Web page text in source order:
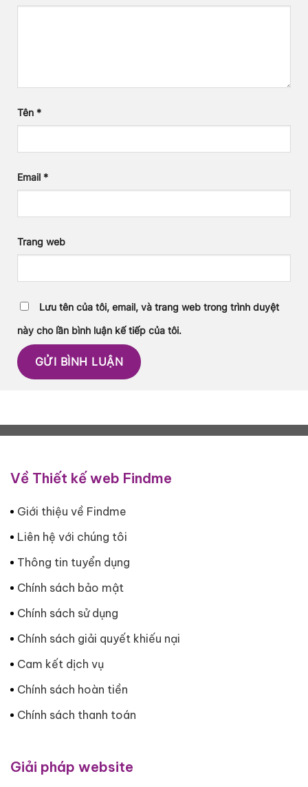
Tên *
Email *
Trang web
Lưu tên của tôi, email, và trang web trong trình duyệt
này cho lần bình luận kế tiếp của tôi.
Về Thiết kế web Findme
Giới thiệu về Findme
Liên hệ với chúng tôi
Thông tin tuyển dụng
Chính sách bảo mật
Chính sách sử dụng
Chính sách giải quyết khiếu nại
Cam kết dịch vụ
Chính sách hoàn tiền
Chính sách thanh toán
Giải pháp website